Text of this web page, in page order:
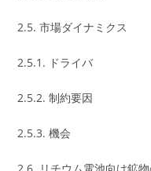
2.5. 市場ダイナミクス
2.5.1. ドライバ
2.5.2. 制約要因
2.5.3. 機会